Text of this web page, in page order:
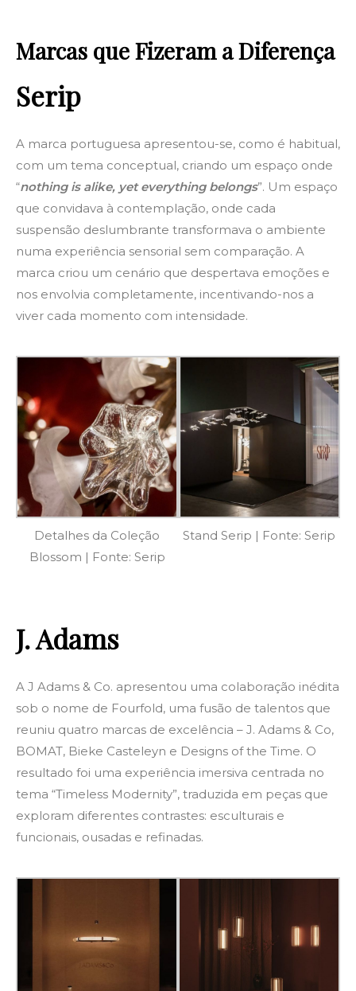
Marcas que Fizeram a Diferença
Serip
A marca portuguesa apresentou-se, como é habitual,
com um tema conceptual, criando um espaço onde
“nothing is alike, yet everything belongs”. Um espaço
que convidava à contemplação, onde cada
suspensão deslumbrante transformava o ambiente
numa experiência sensorial sem comparação. A
marca criou um cenário que despertava emoções e
nos envolvia completamente, incentivando-nos a
viver cada momento com intensidade.
Detalhes da Coleção
Blossom | Fonte: Serip
Stand Serip | Fonte: Serip
J. Adams
A J Adams & Co. apresentou uma colaboração inédita
sob o nome de Fourfold, uma fusão de talentos que
reuniu quatro marcas de excelência – J. Adams & Co,
BOMAT, Bieke Casteleyn e Designs of the Time. O
resultado foi uma experiência imersiva centrada no
tema “Timeless Modernity”, traduzida em peças que
exploram diferentes contrastes: esculturais e
funcionais, ousadas e refinadas.